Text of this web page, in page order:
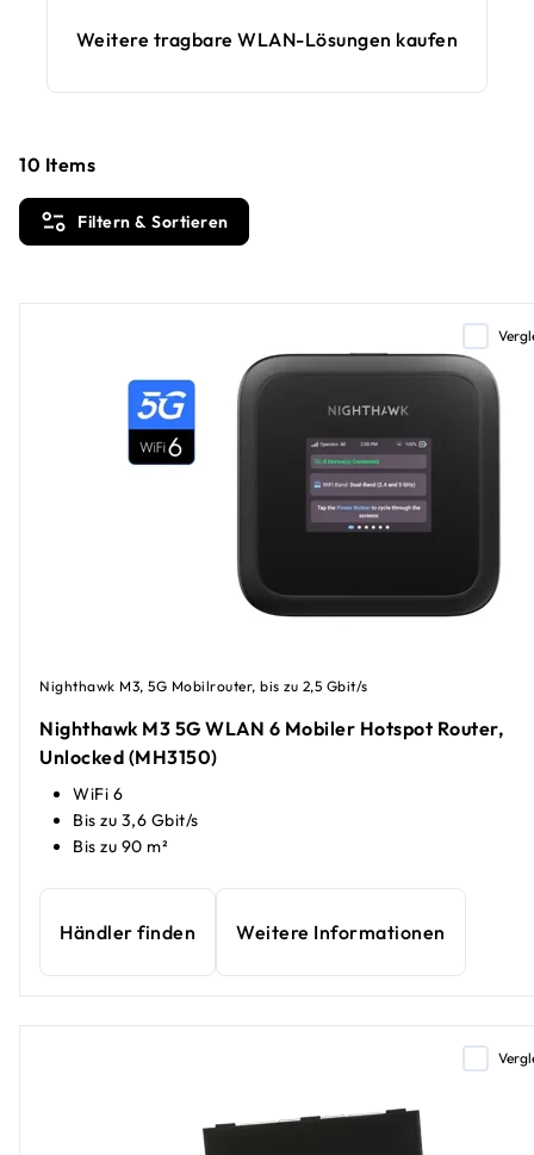
Weitere tragbare WLAN-Lösungen kaufen
Filtern & Sortieren
10 Items
Nighthawk M3, 5G Mobilrouter, bis zu 2,5 Gbit/s
Nighthawk M3 5G WLAN 6 Mobiler Hotspot Router,
Unlocked (MH3150)
WiFi 6
Bis zu 3,6 Gbit/s
Bis zu 90 m²
Händler finden Weitere Informationen